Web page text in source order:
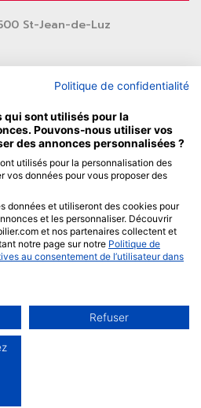
St-Jean-de-Luz
- Tous droits réservés - Une
Politique de confidentialité
qui sont utilisés pour la
Pouvons-nous utiliser vos
des annonces personnalisées ?
utilisés pour la personnalisation des
vos données pour vous proposer des
données et utiliseront des cookies pour
et les personnaliser. Découvrir
et nos partenaires collectent et
notre page sur notre Politique de
au consentement de l’utilisateur dans
Refuser